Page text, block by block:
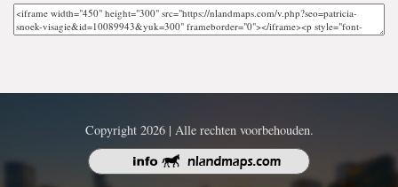
Copyright 2026 | Alle rechten voorbehouden.